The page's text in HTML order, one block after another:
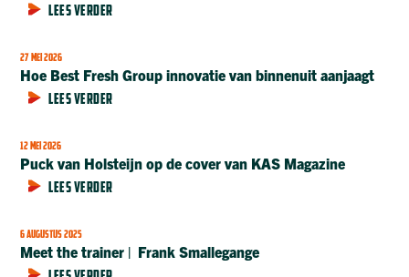
LEES VERDER
27 MEI 2026
Hoe Best Fresh Group innovatie van binnenuit aanjaagt
LEES VERDER
12 MEI 2026
Puck van Holsteijn op de cover van KAS Magazine
LEES VERDER
6 AUGUSTUS 2025
Meet the trainer | Frank Smallegange